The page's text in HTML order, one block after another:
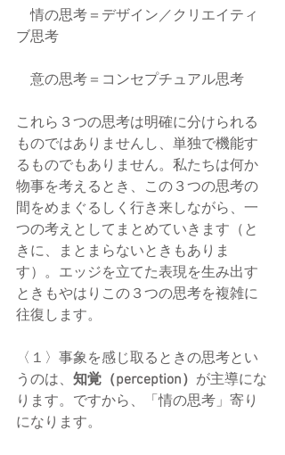
情の思考＝デザイン／クリエイティ
ブ思考
意の思考＝コンセプチュアル思考
これら３つの思考は明確に分けられる
ものではありませんし、単独で機能す
るものでもありません。私たちは何か
物事を考えるとき、この３つの思考の
間をめまぐるしく行き来しながら、一
つの考えとしてまとめていきます（と
きに、まとまらないときもありま
す）。エッジを立てた表現を生み出す
ときもやはりこの３つの思考を複雑に
往復します。
〈１〉事象を感じ取るときの思考とい
うのは、 知覚（perception） が主導にな
ります。ですから、「情の思考」寄り
になります。